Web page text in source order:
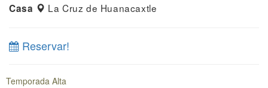
Casa La Cruz de Huanacaxtle
Reservar!
Temporada Alta